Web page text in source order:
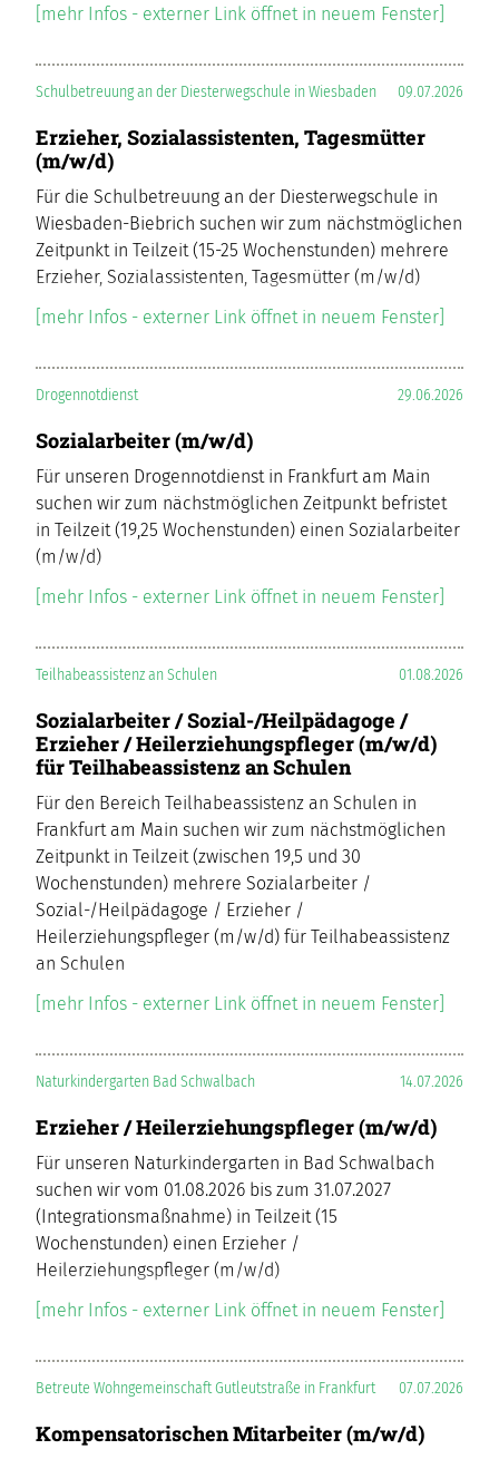
[mehr Infos - externer Link öffnet in neuem Fenster]
09.07.2026
Schulbetreuung an der Diesterwegschule in Wiesbaden
Erzieher, Sozialassistenten, Tagesmütter
(m/w/d)
Für die Schulbetreuung an der Diesterwegschule in
Wiesbaden-Biebrich suchen wir zum nächstmöglichen
Zeitpunkt in Teilzeit (15-25 Wochenstunden) mehrere
Erzieher, Sozialassistenten, Tagesmütter (m/w/d)
[mehr Infos - externer Link öffnet in neuem Fenster]
29.06.2026
Drogennotdienst
Sozialarbeiter (m/w/d)
Für unseren Drogennotdienst in Frankfurt am Main
suchen wir zum nächstmöglichen Zeitpunkt befristet
in Teilzeit (19,25 Wochenstunden) einen Sozialarbeiter
(m/w/d)
[mehr Infos - externer Link öffnet in neuem Fenster]
01.08.2026
Teilhabeassistenz an Schulen
Sozialarbeiter / Sozial-/Heilpädagoge /
Erzieher / Heilerziehungspfleger (m/w/d)
für Teilhabeassistenz an Schulen
Für den Bereich Teilhabeassistenz an Schulen in
Frankfurt am Main suchen wir zum nächstmöglichen
Zeitpunkt in Teilzeit (zwischen 19,5 und 30
Wochenstunden) mehrere Sozialarbeiter /
Sozial-/Heilpädagoge / Erzieher /
Heilerziehungspfleger (m/w/d) für Teilhabeassistenz
an Schulen
[mehr Infos - externer Link öffnet in neuem Fenster]
14.07.2026
Naturkindergarten Bad Schwalbach
Erzieher / Heilerziehungspfleger (m/w/d)
Für unseren Naturkindergarten in Bad Schwalbach
suchen wir vom 01.08.2026 bis zum 31.07.2027
(Integrationsmaßnahme) in Teilzeit (15
Wochenstunden) einen Erzieher /
Heilerziehungspfleger (m/w/d)
[mehr Infos - externer Link öffnet in neuem Fenster]
07.07.2026
Betreute Wohngemeinschaft Gutleutstraße in Frankfurt
Kompensatorischen Mitarbeiter (m/w/d)